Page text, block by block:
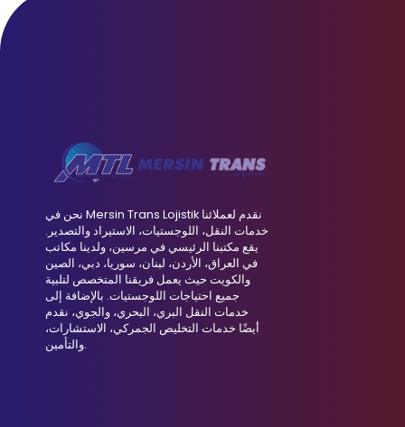
نحن في Mersin Trans Lojistik نقدم لعملائنا
خدمات النقل، اللوجستيات، الاستيراد والتصدير.
يقع مكتبنا الرئيسي في مرسين، ولدينا مكاتب
في العراق، الأردن، لبنان، سوريا، دبي، الصين
والكويت حيث يعمل فريقنا المتخصص لتلبية
جميع احتياجات اللوجستيات. بالإضافة إلى
خدمات النقل البري، البحري، والجوي، نقدم
أيضًا خدمات التخليص الجمركي، الاستشارات،
والتأمين.